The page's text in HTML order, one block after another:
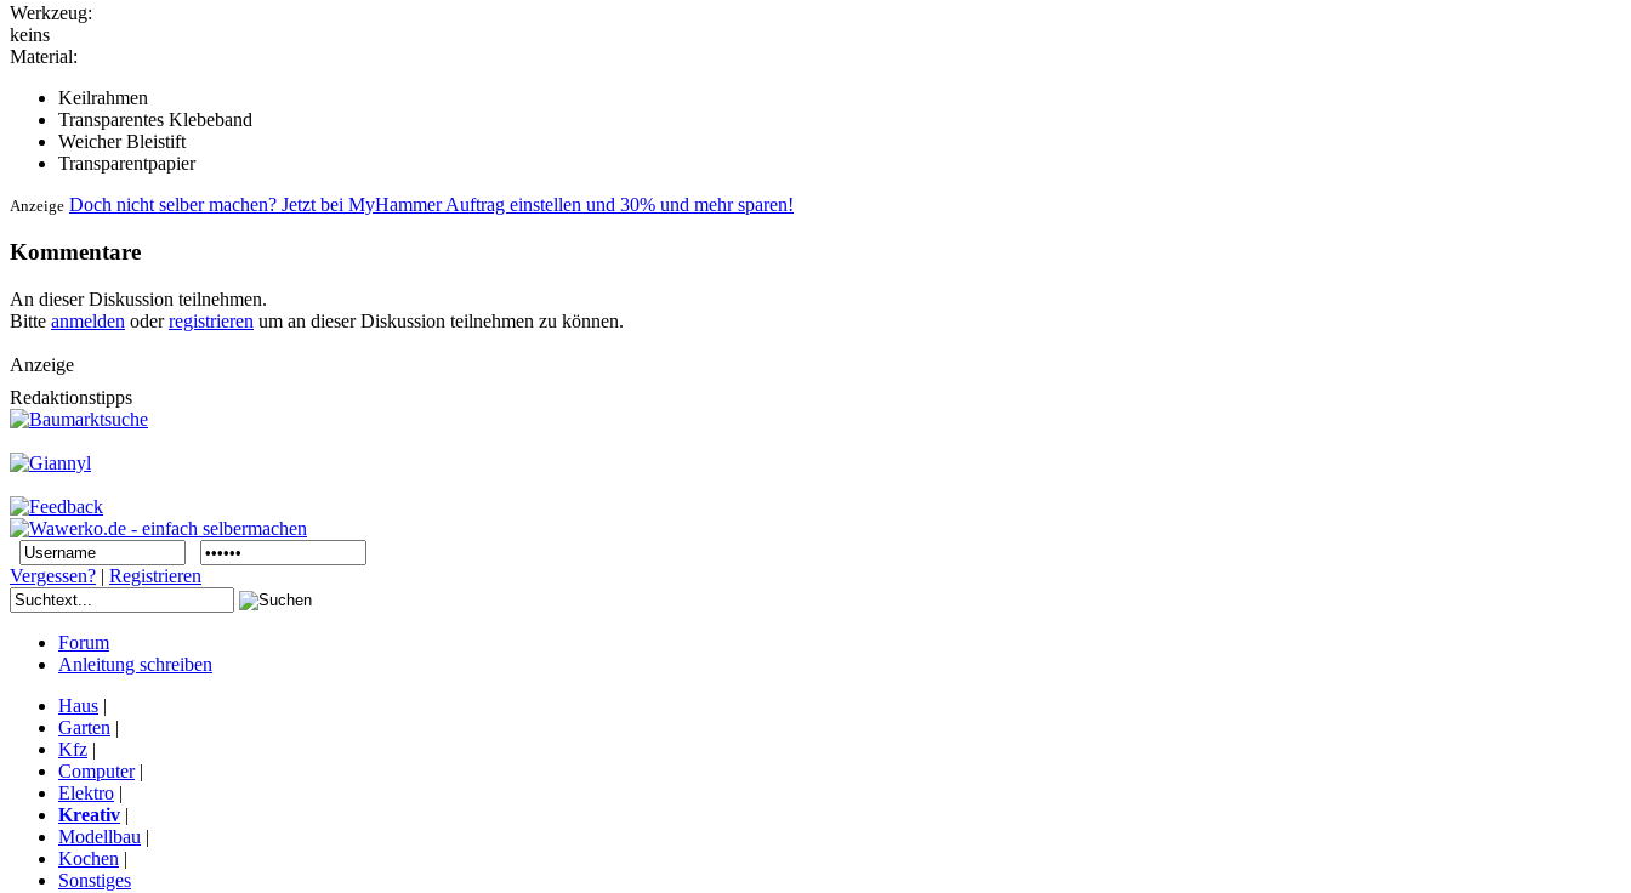
Werkzeug:
keins
Material:
Keilrahmen
Transparentes Klebeband
Weicher Bleistift
Transparentpapier
Anzeige Doch nicht selber machen? Jetzt bei MyHammer Auftrag einstellen und 30% und mehr sparen!
Kommentare
An dieser Diskussion teilnehmen.
Bitte anmelden oderregistrieren um an dieser Diskussion teilnehmen zu können.
Anzeige
Redaktionstipps
Vergessen? | Registrieren
Forum
Anleitung schreiben
Haus |
Garten |
Kfz |
Computer|
Elektro |
Kreativ |
Modellbau |
Kochen |
Sonstiges